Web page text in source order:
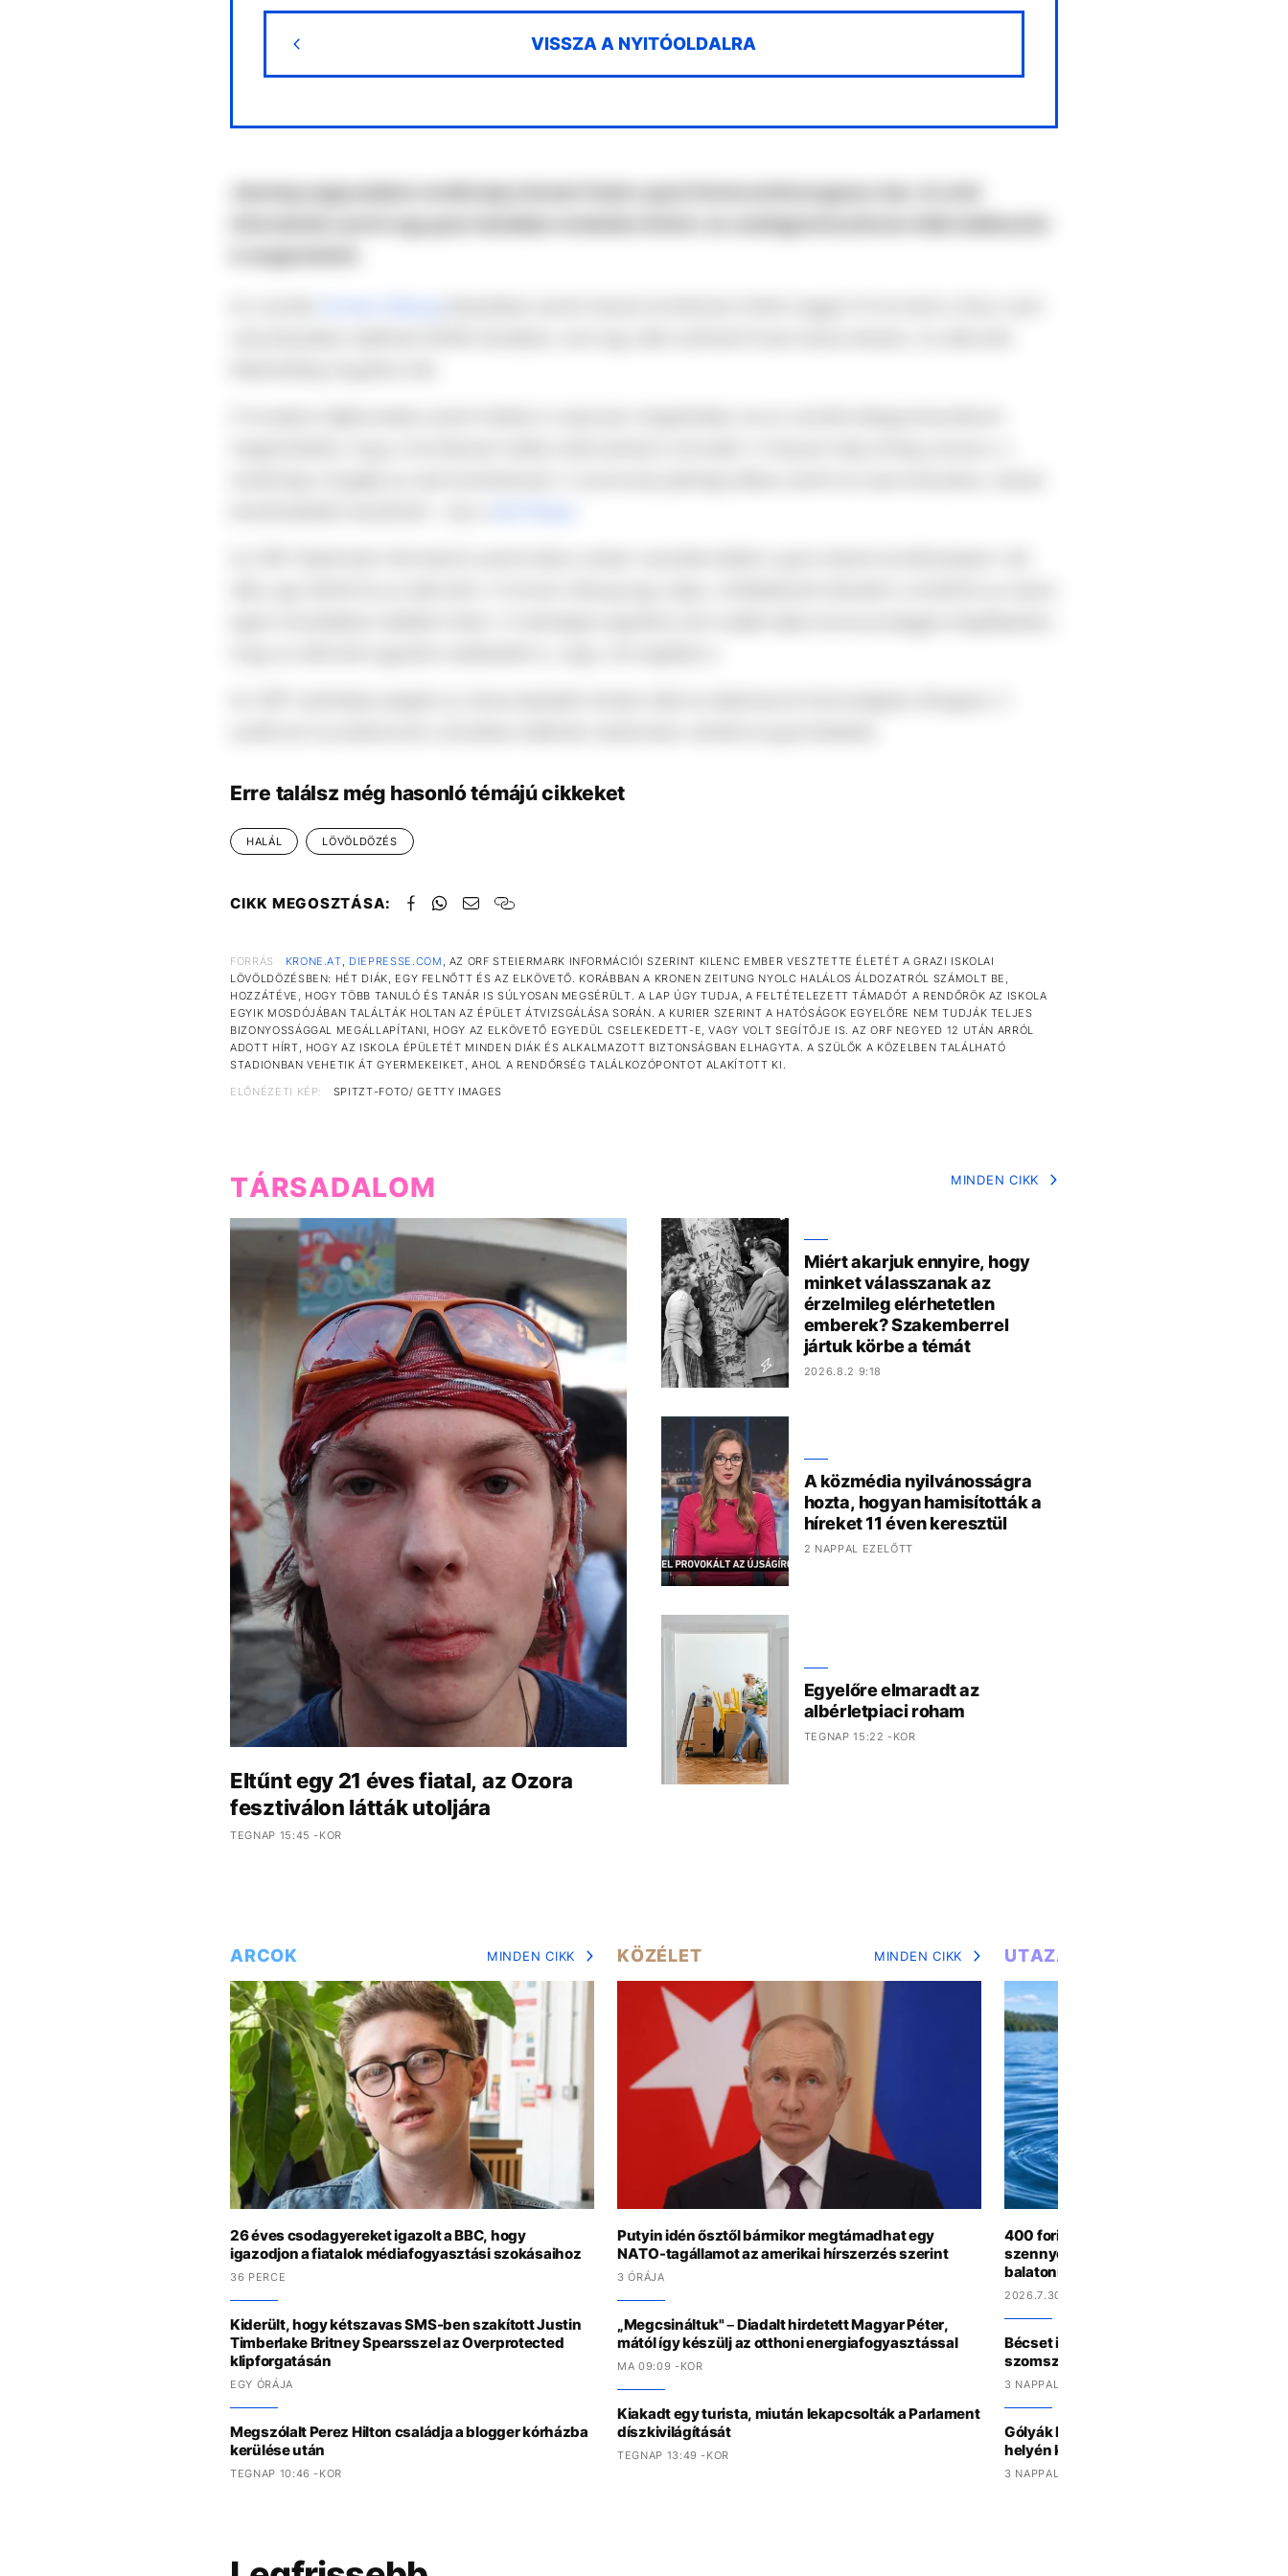
VISSZA A NYITÓOLDALRA
Erre találsz még hasonló témájú cikkeket
HALÁL LÖVÖLDÖZÉS
CIKK MEGOSZTÁSA:
FORRÁS KRONE.AT, DIEPRESSE.COM , AZ ORF STEIERMARK INFORMÁCIÓI SZERINT KILENC EMBER VESZTETTE ÉLETÉT A GRAZI ISKOLAI
LÖVÖLDÖZÉSBEN: HÉT DIÁK, EGY FELNŐTT ÉS AZ ELKÖVETŐ. KORÁBBAN A KRONEN ZEITUNG NYOLC HALÁLOS ÁLDOZATRÓL SZÁMOLT BE,
HOZZÁTÉVE, HOGY TÖBB TANULÓ ÉS TANÁR IS SÚLYOSAN MEGSÉRÜLT. A LAP ÚGY TUDJA, A FELTÉTELEZETT TÁMADÓT A RENDŐRÖK AZ ISKOLA
EGYIK MOSDÓJÁBAN TALÁLTÁK HOLTAN AZ ÉPÜLET ÁTVIZSGÁLÁSA SORÁN. A KURIER SZERINT A HATÓSÁGOK EGYELŐRE NEM TUDJÁK TELJES
BIZONYOSSÁGGAL MEGÁLLAPÍTANI, HOGY AZ ELKÖVETŐ EGYEDÜL CSELEKEDETT-E, VAGY VOLT SEGÍTŐJE IS. AZ ORF NEGYED 12 UTÁN ARRÓL
ADOTT HÍRT, HOGY AZ ISKOLA ÉPÜLETÉT MINDEN DIÁK ÉS ALKALMAZOTT BIZTONSÁGBAN ELHAGYTA. A SZÜLŐK A KÖZELBEN TALÁLHATÓ
STADIONBAN VEHETIK ÁT GYERMEKEIKET, AHOL A RENDŐRSÉG TALÁLKOZÓPONTOT ALAKÍTOTT KI.
ELŐNÉZETI KÉP:
SPITZT-FOTO/ GETTY IMAGES
TÁRSADALOM MINDEN CIKK
Eltűnt egy 21 éves fiatal, az Ozora
fesztiválon látták utoljára
TEGNAP 15:45 -KOR
Miért akarjuk ennyire, hogy
minket válasszanak az
érzelmileg elérhetetlen
emberek? Szakemberrel
jártuk körbe a témát
2026.8.2 9:18
A közmédia nyilvánosságra
hozta, hogyan hamisították a
híreket 11 éven keresztül
2 NAPPAL EZELŐTT
Egyelőre elmaradt az
albérletpiaci roham
TEGNAP 15:22 -KOR
ARCOK MINDEN CIKK
26 éves csodagyereket igazolt a BBC, hogy
igazodjon a fiatalok médiafogyasztási szokásaihoz
36 PERCE
Kiderült, hogy kétszavas SMS-ben szakított Justin
Timberlake Britney Spearsszel az Overprotected
klipforgatásán
EGY ÓRÁJA
Megszólalt Perez Hilton családja a blogger kórházba
kerülése után
TEGNAP 10:46 -KOR
KÖZÉLET MINDEN CIKK
Putyin idén ősztől bármikor megtámadhat egy
NATO-tagállamot az amerikai hírszerzés szerint
3 ÓRÁJA
„Megcsináltuk" – Diadalt hirdetett Magyar Péter,
mától így készülj az otthoni energiafogyasztással
MA 09:09 -KOR
Kiakadt egy turista, miután lekapcsolták a Parlament
díszkivilágítását
TEGNAP 13:49 -KOR
UTAZÁS
400 forintot kértek a vécéért, most
szennyezés miatt fürdési tilalmat
balatoni szabadstrandon
2026.7.30 15:56
Bécset is sújtja a hőhullám, így küzdenek
szomszédban
3 NAPPAL EZELŐTT
Gólyák lepték el az egykori kiskunhalasi
helyén kialakult tavat
3 NAPPAL EZELŐTT